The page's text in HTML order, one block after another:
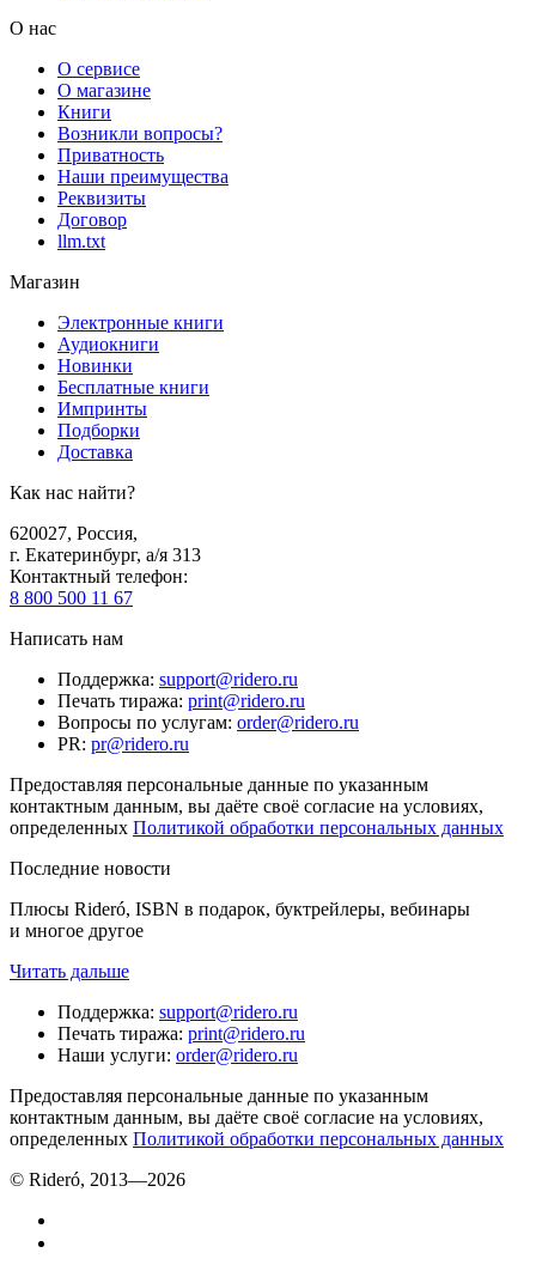
О нас
О сервисе
О магазине
Книги
Возникли вопросы?
Приватность
Наши преимущества
Реквизиты
Договор
llm.txt
Магазин
Электронные книги
Аудиокниги
Новинки
Бесплатные книги
Импринты
Подборки
Доставка
Как нас найти?
620027, Россия,
г. Екатеринбург, а/я 313
Контактный телефон:
8 800 500 11 67
Написать нам
Поддержка: support@ridero.ru
Печать тиража: print@ridero.ru
Вопросы по услугам: order@ridero.ru
PR: pr@ridero.ru
Предоставляя персональные данные по указанным
контактным данным, вы даёте своё согласие на условиях,
определенных Политикой обработки персональных данных
Последние новости
Плюсы Rideró, ISBN в подарок, буктрейлеры, вебинары
и многое другое
Читать дальше
Поддержка: support@ridero.ru
Печать тиража: print@ridero.ru
Наши услуги: order@ridero.ru
Предоставляя персональные данные по указанным
контактным данным, вы даёте своё согласие на условиях,
определенных Политикой обработки персональных данных
© Rideró, 2013—2026